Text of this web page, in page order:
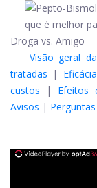
Droga vs. Amigo
Visão geral
tratadas | Eficácia
custos | Efeitos
Avisos |